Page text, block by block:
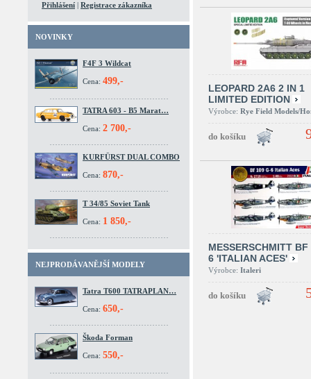
Přihlášení | Registrace zákazníka
NOVINKY
F4F 3 Wildcat
Cena: 499,-
TATRA 603 - B5 Marat…
Cena: 2 700,-
KURFÜRST DUAL COMBO
Cena: 870,-
T 34/85 Soviet Tank
Cena: 1 850,-
NEJPRODÁVANĚJŠÍ MODELY
Tatra T600 TATRAPLAN…
Cena: 650,-
Škoda Forman
Cena: 550,-
LEOPARD 2A6 2 IN 1
LIMITED EDITION
Výrobce: Rye Field Models/
MESSERSCHMITT
6 'ITALIAN ACES'
Výrobce: Italeri